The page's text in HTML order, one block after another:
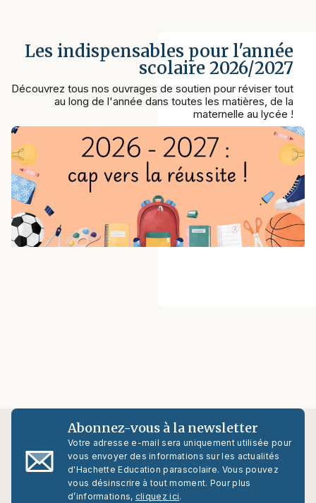
Les indispensables pour l'année
scolaire 2026/2027
Découvrez tous nos ouvrages de soutien pour réviser tout
au long de l'année dans toutes les matières, de la
maternelle au lycée !
Abonnez-vous à la newsletter
Votre adresse e-mail sera uniquement utilisée pour
vous envoyer des informations sur les actualités
d'Hachette Education parascolaire. Vous pouvez
vous désinscrire à tout moment. Pour plus
d’informations, cliquez ici.